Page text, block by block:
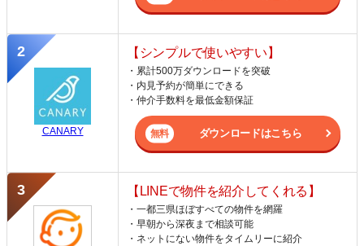
CANARY
【シンプルで使いやすい】
・累計500万ダウンロードを突破
・内見予約が簡単にできる
・仲介手数料を最低金額保証
ダウンロードはこちら
【LINEで物件を紹介してくれる】
・一都三県ほぼすべての物件を網羅
・早朝から深夜まで相談可能
・ネットにない物件をタイムリーに紹介